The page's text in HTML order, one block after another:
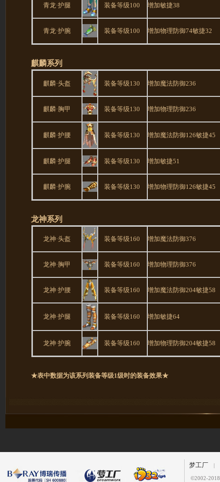
青龙·护腿 装备等级100 增加敏捷38
青龙·护腕 装备等级100 增加物理防御74敏捷32
麒麟系列
麒麟·头盔 装备等级130 增加魔法防御236
麒麟·胸甲 装备等级130 增加物理防御236
麒麟·护腰 装备等级130 增加魔法防御126敏捷45
麒麟·护腿 装备等级130 增加敏捷51
麒麟·护腕 装备等级130 增加物理防御126敏捷45
龙神系列
龙神·头盔 装备等级160 增加魔法防御376
龙神·胸甲 装备等级160 增加物理防御376
龙神·护腰 装备等级160 增加魔法防御204敏捷58
龙神·护腿 装备等级160 增加敏捷64
龙神·护腕 装备等级160 增加物理防御204敏捷58
★表中数据为该系列装备等级1级时的装备效果★
梦工厂 |
©2002-